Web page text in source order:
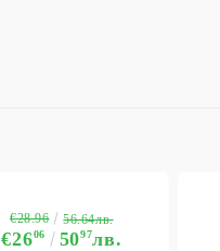
€2606 5097лв.
€28.96 56.64лв.